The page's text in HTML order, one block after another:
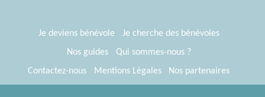
Je deviens bénévole
Je cherche des bénévoles
Nos guides
Qui sommes-nous ?
Contactez-nous
Mentions Légales
Nos partenaires